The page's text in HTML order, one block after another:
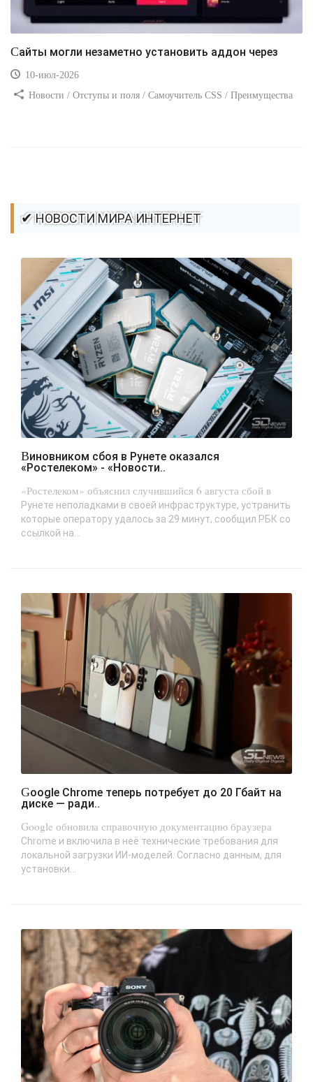
Сайты могли незаметно установить аддон через
10-июл-2026
Новости / Отступы и поля / Самоучитель CSS / Преимущества
✔ НОВОСТИ МИРА ИНТЕРНЕТ
Виновником сбоя в Рунете оказался
«Ростелеком» - «Новости..
«Ростелеком» объяснил случившийся 6 августа сбой в
Рунете неполадками в своей инфраструктуре, устранить
которые оператору удалось за 29 минут, сообщил РБК со
ссылкой на...
Google Chrome теперь потребует до 20 Гбайт на
диске — ради..
Google обновила справочную документацию браузера
Chrome и включила в неё технические требования для
локальной загрузки ИИ-моделей. Согласно данным, для
установки...